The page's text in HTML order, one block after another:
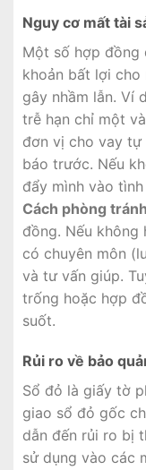
Nguy cơ mất tài
Một số hợp đồng
khoản bất lợi cho
gây nhầm lẫn. Ví
trễ hạn chỉ một
đơn vị cho vay tự
báo trước. Nếu
đẩy mình vào
Cách phòng tránh
đồng. Nếu không
có chuyên môn
và tư vấn giúp.
trống hoặc hợp
suốt.
Rủi ro về bảo
Sổ đỏ là giấy tờ
giao sổ đỏ gốc
dẫn đến rủi ro bị
sử dụng vào các